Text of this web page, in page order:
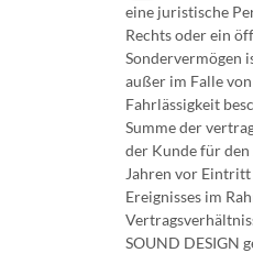
eine juristische
Rechts oder ein
Sondervermögen
außer im Falle
Fahrlässigkeit
Summe der
der Kunde für
Jahren vor Eintritt
Ereignisses im
SOUND DESIGN